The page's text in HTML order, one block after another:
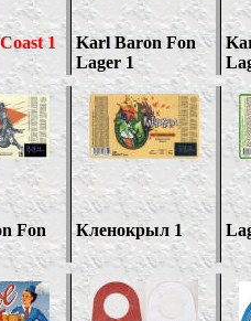
1
Karl Baron Fon
Lager 1
Fon
Кленокрыл 1